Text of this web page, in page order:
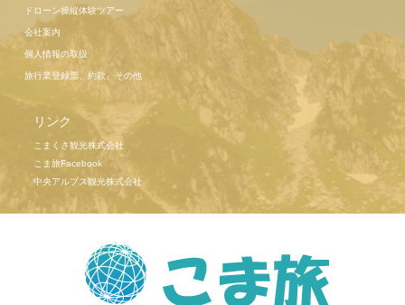
ドローン操縦体験ツアー
会社案内
個人情報の取扱
旅行業登録票、約款、その他
リンク
こまくさ観光株式会社
こま旅Facebook
中央アルプス観光株式会社